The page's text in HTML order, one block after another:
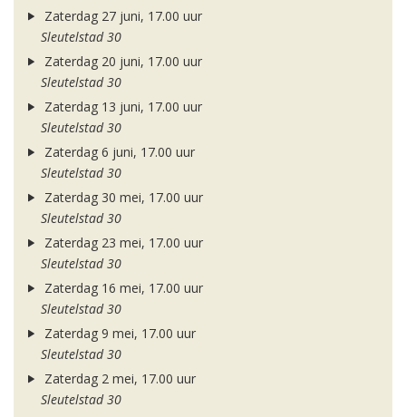
Zaterdag 27 juni, 17.00 uur
Sleutelstad 30
Zaterdag 20 juni, 17.00 uur
Sleutelstad 30
Zaterdag 13 juni, 17.00 uur
Sleutelstad 30
Zaterdag 6 juni, 17.00 uur
Sleutelstad 30
Zaterdag 30 mei, 17.00 uur
Sleutelstad 30
Zaterdag 23 mei, 17.00 uur
Sleutelstad 30
Zaterdag 16 mei, 17.00 uur
Sleutelstad 30
Zaterdag 9 mei, 17.00 uur
Sleutelstad 30
Zaterdag 2 mei, 17.00 uur
Sleutelstad 30